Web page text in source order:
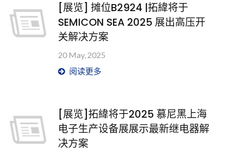
[展览] 摊位B2924 |拓緯将于
SEMICON SEA 2025 展出高压开
关解决方案
20 May, 2025
阅读更多
[展览]拓緯将于2025 慕尼黑上海
电子生产设备展展示最新继电器解
决方案